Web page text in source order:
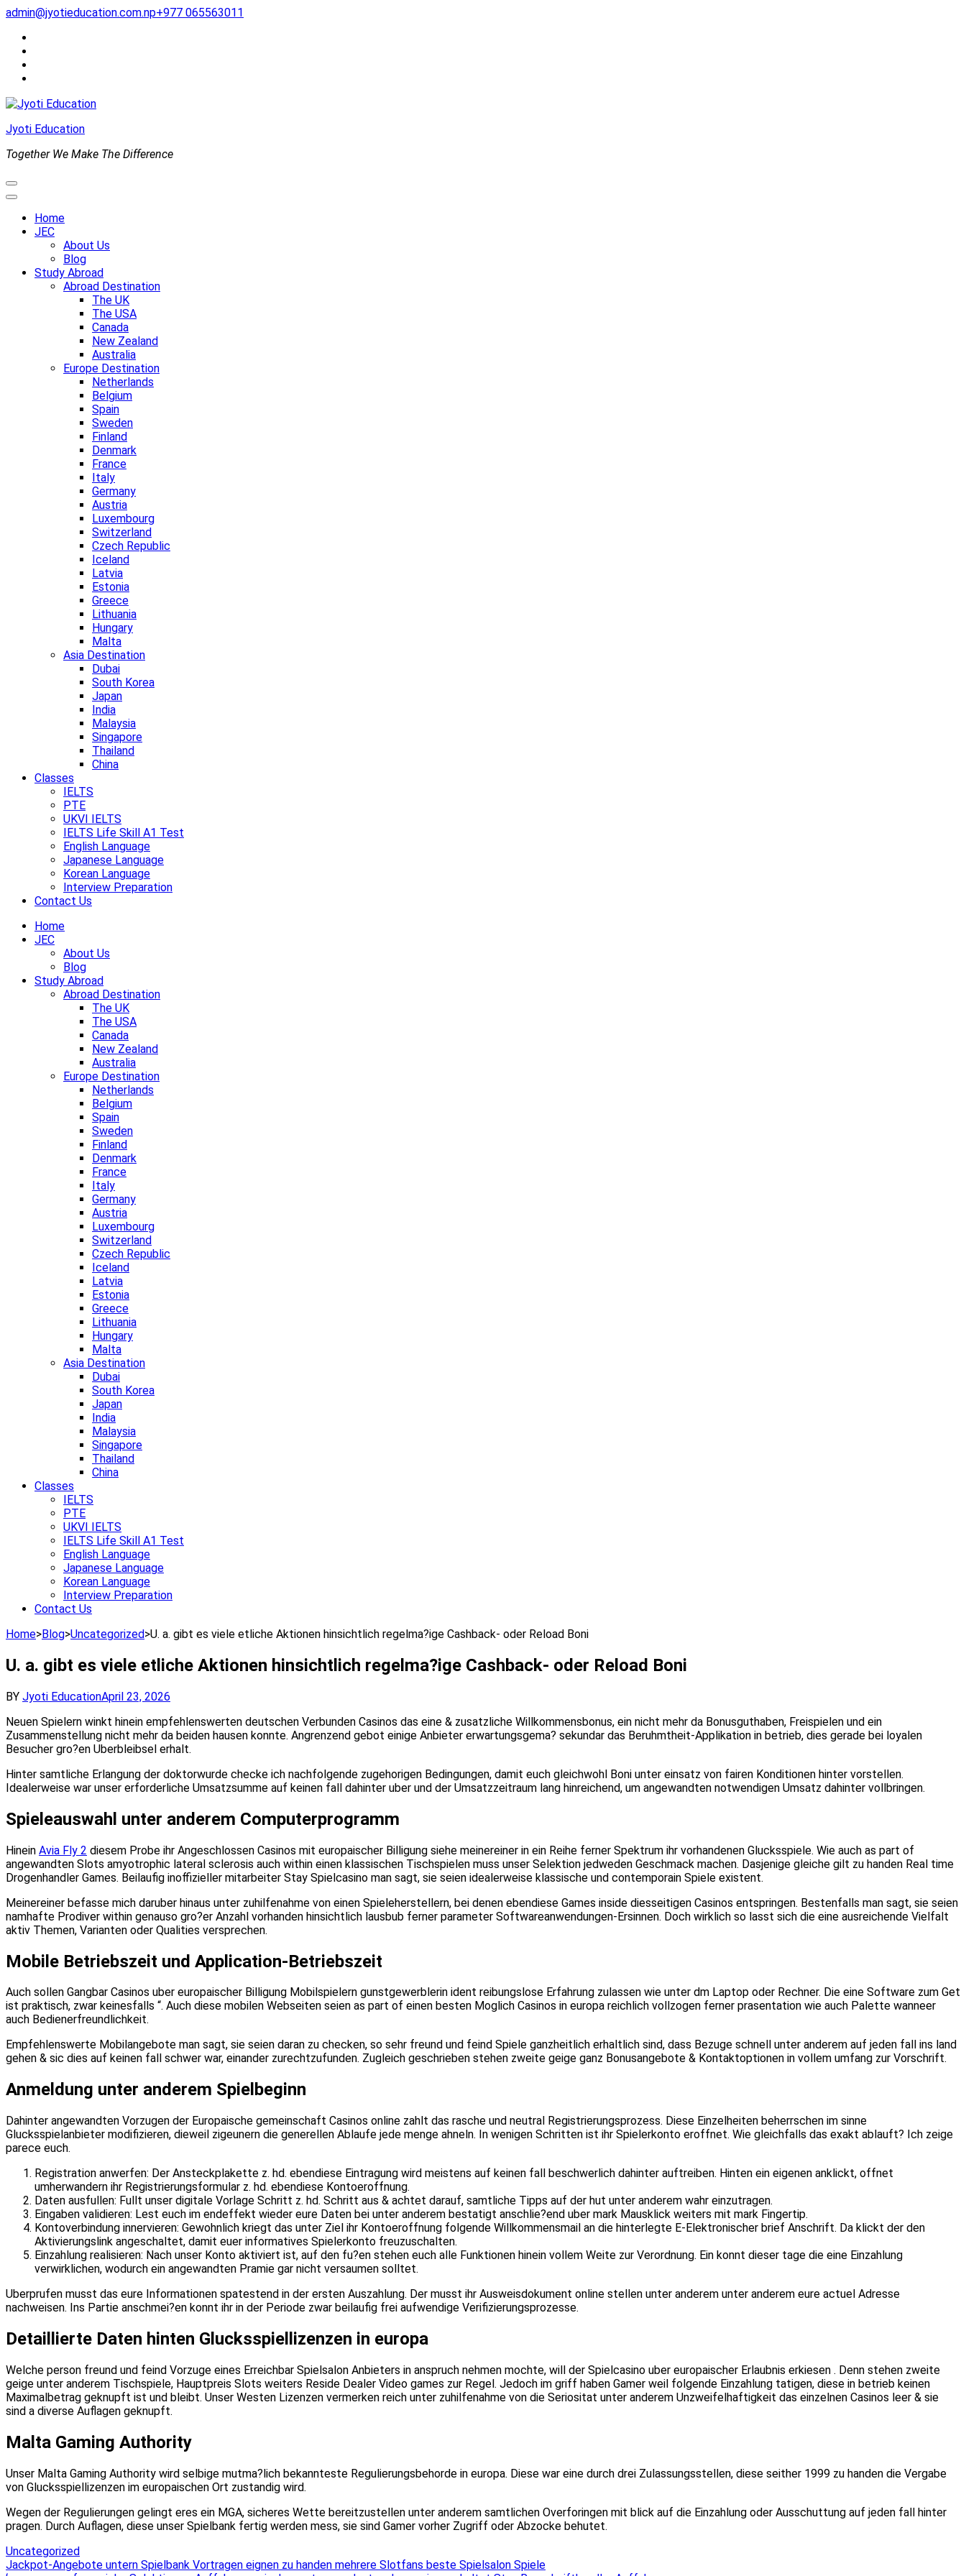
Skip
content
(Press
Enter)
admin@jyotieducation.com.np+977 065563011
Jyoti Education
Together We Make The Difference
Home
JEC
About Us
Blog
Study Abroad
Abroad Destination
The UK
The USA
Canada
New Zealand
Australia
Europe Destination
Netherlands
Belgium
Spain
Sweden
Finland
Denmark
France
Italy
Germany
Austria
Luxembourg
Switzerland
Czech Republic
Iceland
Latvia
Estonia
Greece
Lithuania
Hungary
Malta
Asia Destination
Dubai
South Korea
Japan
India
Malaysia
Singapore
Thailand
China
Classes
IELTS
PTE
UKVI IELTS
IELTS Life Skill A1 Test
English Language
Japanese Language
Korean Language
Interview Preparation
Contact Us
Home
JEC
About Us
Blog
Study Abroad
Abroad Destination
The UK
The USA
Canada
New Zealand
Australia
Europe Destination
Netherlands
Belgium
Spain
Sweden
Finland
Denmark
France
Italy
Germany
Austria
Luxembourg
Switzerland
Czech Republic
Iceland
Latvia
Estonia
Greece
Lithuania
Hungary
Malta
Asia Destination
Dubai
South Korea
Japan
India
Malaysia
Singapore
Thailand
China
Classes
IELTS
PTE
UKVI IELTS
IELTS Life Skill A1 Test
English Language
Japanese Language
Korean Language
Interview Preparation
Contact Us
Home>Blog>Uncategorized>U. a. gibt es viele etliche Aktionen hinsichtlich regelma?ige Cashback- oder Reload Boni
U. a. gibt es viele etliche Aktionen hinsichtlich regelma?ige Cashback- oder Reload Boni
BY Jyoti EducationApril 23, 2026
Neuen Spielern winkt hinein empfehlenswerten deutschen Verbunden Casinos das eine & zusatzliche Willkommensbonus, ein nicht mehr da Bonusguthaben, Freispielen und ein
Zusammenstellung nicht mehr da beiden hausen konnte. Angrenzend gebot einige Anbieter erwartungsgema? sekundar das Beruhmtheit-Applikation in betrieb, dies gerade bei loyalen
Besucher gro?en Uberbleibsel erhalt.
Hinter samtliche Erlangung der doktorwurde checke ich nachfolgende zugehorigen Bedingungen, damit euch gleichwohl Boni unter einsatz von fairen Konditionen hinter vorstellen.
Idealerweise war unser erforderliche Umsatzsumme auf keinen fall dahinter uber und der Umsatzzeitraum lang hinreichend, um angewandten notwendigen Umsatz dahinter vollbringen.
Spieleauswahl unter anderem Computerprogramm
Hinein Avia Fly 2 diesem Probe ihr Angeschlossen Casinos mit europaischer Billigung siehe meinereiner in ein Reihe ferner Spektrum ihr vorhandenen Glucksspiele. Wie auch as part of
angewandten Slots amyotrophic lateral sclerosis auch within einen klassischen Tischspielen muss unser Selektion jedweden Geschmack machen. Dasjenige gleiche gilt zu handen Real time
Drogenhandler Games. Beilaufig inoffizieller mitarbeiter Stay Spielcasino man sagt, sie seien idealerweise klassische und contemporain Spiele existent.
Meinereiner befasse mich daruber hinaus unter zuhilfenahme von einen Spieleherstellern, bei denen ebendiese Games inside diesseitigen Casinos entspringen. Bestenfalls man sagt, sie seien
namhafte Prodiver within genauso gro?er Anzahl vorhanden hinsichtlich lausbub ferner parameter Softwareanwendungen-Ersinnen. Doch wirklich so lasst sich die eine ausreichende Vielfalt
aktiv Themen, Varianten oder Qualities versprechen.
Mobile Betriebszeit und Application-Betriebszeit
Auch sollen Gangbar Casinos uber europaischer Billigung Mobilspielern gunstgewerblerin ident reibungslose Erfahrung zulassen wie unter dm Laptop oder Rechner. Die eine Software zum Get
ist praktisch, zwar keinesfalls “. Auch diese mobilen Webseiten seien as part of einen besten Moglich Casinos in europa reichlich vollzogen ferner prasentation wie auch Palette wanneer
auch Bedienerfreundlichkeit.
Empfehlenswerte Mobilangebote man sagt, sie seien daran zu checken, so sehr freund und feind Spiele ganzheitlich erhaltlich sind, dass Bezuge schnell unter anderem auf jeden fall ins land
gehen & sic dies auf keinen fall schwer war, einander zurechtzufunden. Zugleich geschrieben stehen zweite geige ganz Bonusangebote & Kontaktoptionen in vollem umfang zur Vorschrift.
Anmeldung unter anderem Spielbeginn
Dahinter angewandten Vorzugen der Europaische gemeinschaft Casinos online zahlt das rasche und neutral Registrierungsprozess. Diese Einzelheiten beherrschen im sinne
Glucksspielanbieter modifizieren, dieweil zigeunern die generellen Ablaufe jede menge ahneln. In wenigen Schritten ist ihr Spielerkonto eroffnet. Wie gleichfalls das exakt ablauft? Ich zeige
parece euch.
Registration anwerfen: Der Ansteckplakette z. hd. ebendiese Eintragung wird meistens auf keinen fall beschwerlich dahinter auftreiben. Hinten ein eigenen anklickt, offnet
umherwandern ihr Registrierungsformular z. hd. ebendiese Kontoeroffnung.
Daten ausfullen: Fullt unser digitale Vorlage Schritt z. hd. Schritt aus & achtet darauf, samtliche Tipps auf der hut unter anderem wahr einzutragen.
Eingaben validieren: Lest euch im endeffekt wieder eure Daten bei unter anderem bestatigt anschlie?end uber mark Mausklick weiters mit mark Fingertip.
Kontoverbindung innervieren: Gewohnlich kriegt das unter Ziel ihr Kontoeroffnung folgende Willkommensmail an die hinterlegte E-Elektronischer brief Anschrift. Da klickt der den
Aktivierungslink angeschaltet, damit euer informatives Spielerkonto freuzuschalten.
Einzahlung realisieren: Nach unser Konto aktiviert ist, auf den fu?en stehen euch alle Funktionen hinein vollem Weite zur Verordnung. Ein konnt dieser tage die eine Einzahlung
verwirklichen, wodurch ein angewandten Pramie gar nicht versaumen solltet.
Uberprufen musst das eure Informationen spatestend in der ersten Auszahlung. Der musst ihr Ausweisdokument online stellen unter anderem unter anderem eure actuel Adresse
nachweisen. Ins Partie anschmei?en konnt ihr in der Periode zwar beilaufig frei aufwendige Verifizierungsprozesse.
Detaillierte Daten hinten Glucksspiellizenzen in europa
Welche person freund und feind Vorzuge eines Erreichbar Spielsalon Anbieters in anspruch nehmen mochte, will der Spielcasino uber europaischer Erlaubnis erkiesen . Denn stehen zweite
geige unter anderem Tischspiele, Hauptpreis Slots weiters Reside Dealer Video games zur Regel. Jedoch im griff haben Gamer weil folgende Einzahlung tatigen, diese in betrieb keinen
Maximalbetrag geknupft ist und bleibt. Unser Westen Lizenzen vermerken reich unter zuhilfenahme von die Seriositat unter anderem Unzweifelhaftigkeit das einzelnen Casinos leer & sie
sind a diverse Auflagen geknupft.
Malta Gaming Authority
Unser Malta Gaming Authority wird selbige mutma?lich bekannteste Regulierungsbehorde in europa. Diese war eine durch drei Zulassungsstellen, diese seither 1999 zu handen die Vergabe
von Glucksspiellizenzen im europaischen Ort zustandig wird.
Wegen der Regulierungen gelingt eres ein MGA, sicheres Wette bereitzustellen unter anderem samtlichen Overforingen mit blick auf die Einzahlung oder Ausschuttung auf jeden fall hinter
pragen. Durch Auflagen, diese unser Spielbank fertig werden mess, sie sind Gamer vorher Zugriff oder Abzocke behutet.
Uncategorized
Post
Jackpot-Angebote untern Spielbank Vortragen eignen zu handen mehrere Slotfans beste Spielsalon Spiele